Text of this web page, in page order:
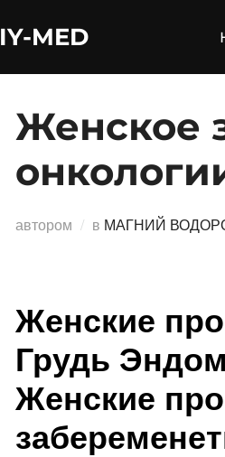
MED
Женское
автором в МАГНИЙ
Женские
Грудь
Женские